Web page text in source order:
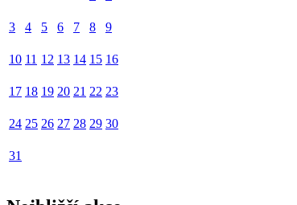
3 4 5 6 7 8 9
10 11 12 13 14 15 16
17 18 19 20 21 22 23
24 25 26 27 28 29 30
31